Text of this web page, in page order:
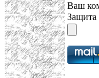
Ваш
Защита